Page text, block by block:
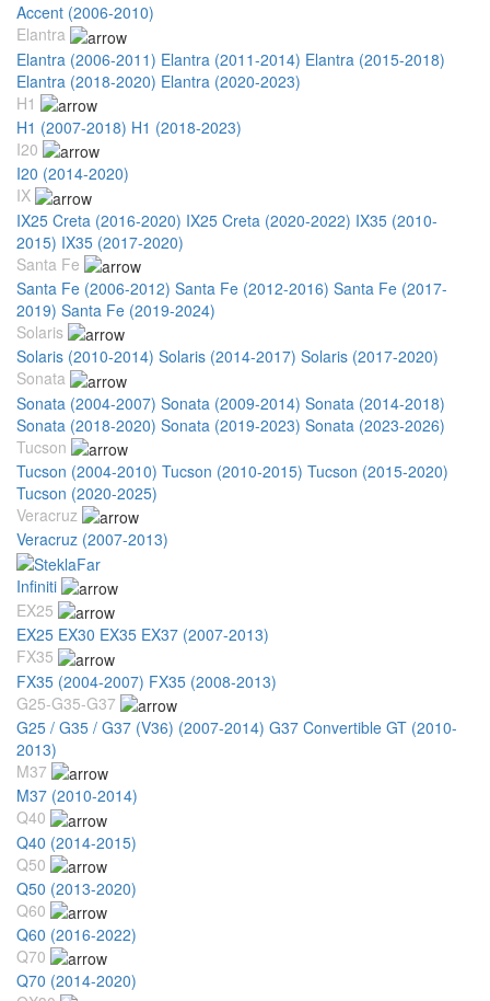
Accent (2006-2010)
Elantra
Elantra (2006-2011) Elantra (2011-2014) Elantra (2015-2018)
Elantra (2018-2020) Elantra (2020-2023)
H1
H1 (2007-2018) H1 (2018-2023)
I20
I20 (2014-2020)
IX
IX25 Creta (2016-2020) IX25 Creta (2020-2022) IX35 (2010-
2015) IX35 (2017-2020)
Santa Fe
Santa Fe (2006-2012) Santa Fe (2012-2016) Santa Fe (2017-
2019) Santa Fe (2019-2024)
Solaris
Solaris (2010-2014) Solaris (2014-2017) Solaris (2017-2020)
Sonata
Sonata (2004-2007) Sonata (2009-2014) Sonata (2014-2018)
Sonata (2018-2020) Sonata (2019-2023) Sonata (2023-2026)
Tucson
Tucson (2004-2010) Tucson (2010-2015) Tucson (2015-2020)
Tucson (2020-2025)
Veracruz
Veracruz (2007-2013)
Infiniti
EX25
EX25 EX30 EX35 EX37 (2007-2013)
FX35
FX35 (2004-2007) FX35 (2008-2013)
G25-G35-G37
G25 / G35 / G37 (V36) (2007-2014) G37 Convertible GT (2010-
2013)
M37
M37 (2010-2014)
Q40
Q40 (2014-2015)
Q50
Q50 (2013-2020)
Q60
Q60 (2016-2022)
Q70
Q70 (2014-2020)